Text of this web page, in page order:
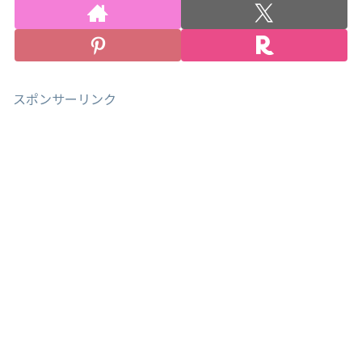
スポンサーリンク